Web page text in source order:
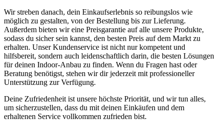
Wir streben danach, dein Einkaufserlebnis so reibungslos wie
möglich zu gestalten, von der Bestellung bis zur Lieferung.
Außerdem bieten wir eine Preisgarantie auf alle unsere Produkte,
sodass du sicher sein kannst, den besten Preis auf dem Markt zu
erhalten. Unser Kundenservice ist nicht nur kompetent und
hilfsbereit, sondern auch leidenschaftlich darin, die besten Lösungen
für deinen Indoor-Anbau zu finden. Wenn du Fragen hast oder
Beratung benötigst, stehen wir dir jederzeit mit professioneller
Unterstützung zur Verfügung.
Deine Zufriedenheit ist unsere höchste Priorität, und wir tun alles,
um sicherzustellen, dass du mit deinen Einkäufen und dem
erhaltenen Service vollkommen zufrieden bist.